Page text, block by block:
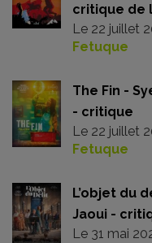
critique de
Le 22 juillet
Fetuque
The Fin -
- critique
Le 22 juillet
Fetuque
L’objet du
Jaoui -
Le 31 mai